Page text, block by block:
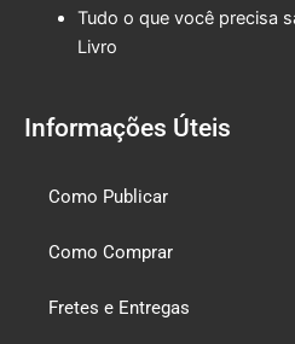
Tudo o que você precisa
Livro
Informações Úteis
Como Publicar
Como Comprar
Fretes e Entregas